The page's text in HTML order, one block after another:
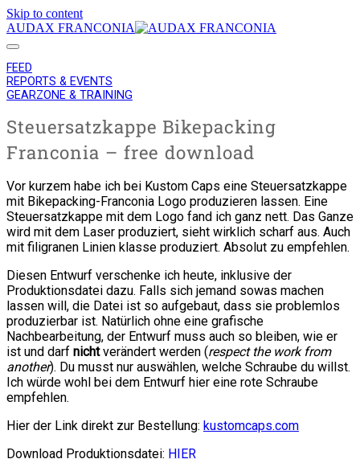
Skip to content
AUDAX FRANCONIA
FEED
REPORTS & EVENTS
GEARZONE & TRAINING
Steuersatzkappe Bikepacking
Franconia – free download
Vor kurzem habe ich bei Kustom Caps eine Steuersatzkappe
mit Bikepacking-Franconia Logo produzieren lassen. Eine
Steuersatzkappe mit dem Logo fand ich ganz nett. Das Ganze
wird mit dem Laser produziert, sieht wirklich scharf aus. Auch
mit filigranen Linien klasse produziert. Absolut zu empfehlen.
Diesen Entwurf verschenke ich heute, inklusive der
Produktionsdatei dazu. Falls sich jemand sowas machen
lassen will, die Datei ist so aufgebaut, dass sie problemlos
produzierbar ist. Natürlich ohne eine grafische
Nachbearbeitung, der Entwurf muss auch so bleiben, wie er
ist und darf nichtverändert werden (respect the work from
another). Du musst nur auswählen, welche Schraube du willst.
Ich würde wohl bei dem Entwurf hier eine rote Schraube
empfehlen.
Hier der Link direkt zur Bestellung: kustomcaps.com
Download Produktionsdatei: HIER